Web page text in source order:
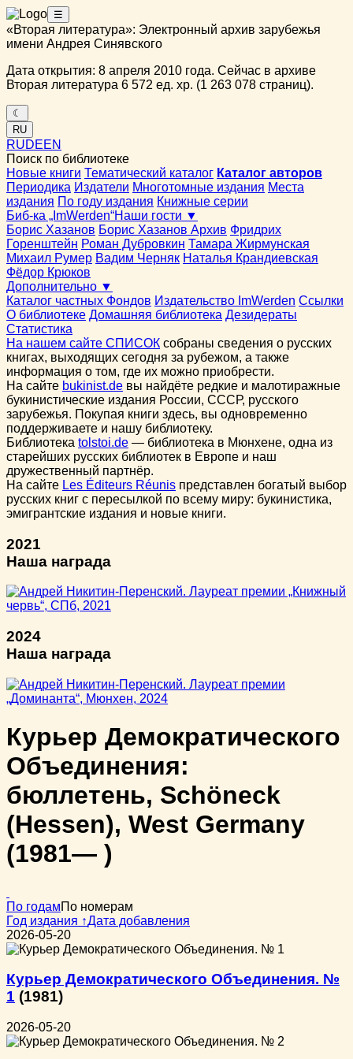
☰
«Вторая литература»: Электронный архив зарубежья
имени Андрея Синявского
Дата открытия: 8 апреля 2010 года. Сейчас в архиве
Вторая литература 6 572 ед. хр. (1 263 078 страниц).
☾
RU
RUDEEN
Поиск по библиотеке
Новые книги Тематический каталог Каталог авторов
Периодика Издатели Многотомные издания Места
издания По году издания Книжные серии
Биб-ка „ImWerden“Наши гости ▼
Борис Хазанов Борис Хазанов Архив Фридрих
Горенштейн Роман Дубровкин Тамара Жирмунская
Михаил Румер Вадим Черняк Наталья Крандиевская
Фёдор Крюков
Дополнительно ▼
Каталог частных Фондов Издательство ImWerden Ссылки
О библиотеке Домашняя библиотека Дезидераты
Статистика
На нашем сайте СПИСОК собраны сведения о русских
книгах, выходящих сегодня за рубежом, а также
информация о том, где их можно приобрести.
На сайте bukinist.de вы найдёте редкие и малотиражные
букинистические издания России, СССР, русского
зарубежья. Покупая книги здесь, вы одновременно
поддерживаете и нашу библиотеку.
Библиотека tolstoi.de — библиотека в Мюнхене, одна из
старейших русских библиотек в Европе и наш
дружественный партнёр.
На сайте Les Éditeurs Réunis представлен богатый выбор
русских книг с пересылкой по всему миру: букинистика,
эмигрантские издания и новые книги.
2021
Наша награда
2024
Наша награда
Курьер Демократического
Объединения:
бюллетень, Schöneck
(Hessen), West Germany
(1981— )
По годамПо номерам
Год издания ↑Дата добавления
2026-05-20
Курьер Демократического Объединения. №
1 (1981)
2026-05-20